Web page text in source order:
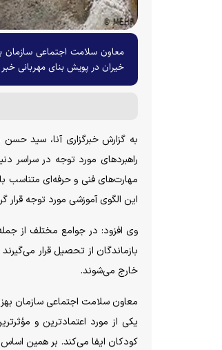
خیران در پویش بنای مهربانی
به گزارش خبرگزاری آنا، سید
راهبرد‌های مورد توجه در
مهارت‌های فنی و حرفه‌ای متناسب
این الگوی آموزشی مورد توجه قرار
وی افزود: در جوامع مختلف از
بازماندگان از تحصیل قرار
خارج می‌شوند.
معاون سلامت اجتماعی سازمان
یکی از مورد اعتمادترین و